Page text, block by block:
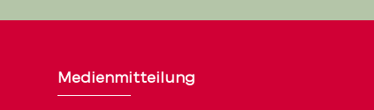
Medienmitteilung